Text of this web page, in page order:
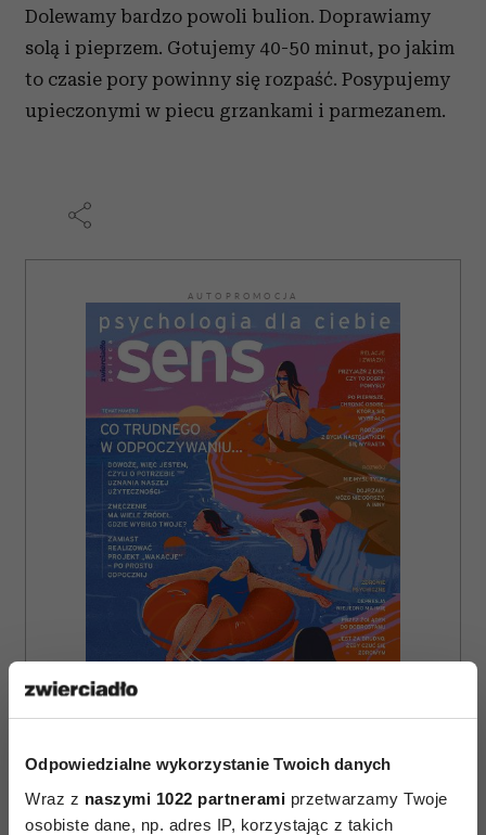
Odpowiedzialne wykorzystanie Twoich danych
Wraz z naszymi 1022 partnerami przetwarzamy Twoje
osobiste dane, np. adres IP, korzystając z takich
Dolewamy bardzo powoli bulion. Doprawiamy
solą i pieprzem. Gotujemy 40-50 minut, po jakim
to czasie pory powinny się rozpaść. Posypujemy
upieczonymi w piecu grzankami i parmezanem.
AUTOPROMOCJA
ZAMÓW
WYDANIE DRUKOWANE
E-WYDANIE